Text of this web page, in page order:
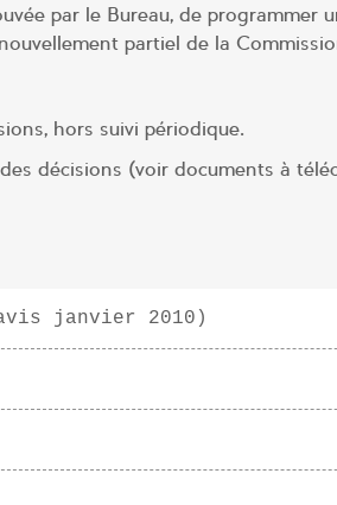
par le Bureau, de programmer
partiel de la
hors suivi périodique.
décisions (voir documents à
janvier 2010)